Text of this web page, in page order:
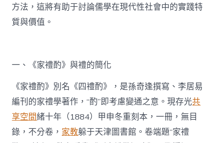
方法，這將有助于討論儒學在現代性社會中的實踐特
質與價值。
一、《家禮酌》與禮的簡化
《家禮酌》別名《四禮酌》，是孫奇逢撰寫、李居易
編刊的家禮學著作，“酌”即考慮變通之意。現存光共
享空間緒十年（1884）甲申冬重刻本，一冊，無目
錄，不分卷， 家教躲于天津圖書館。卷端題“家禮